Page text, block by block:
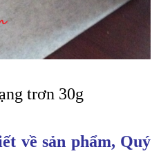
trơn 30g
về sản phẩm, Quý